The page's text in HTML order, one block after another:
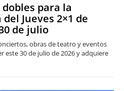
para la
Jueves 2×1 de
de julio
obras de teatro y eventos
este 30 de julio de 2026 y adquiere